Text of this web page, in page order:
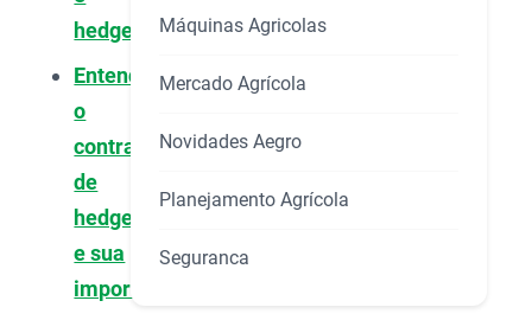
hedge?
Entendendo
o
contrato
de
hedge
e sua
importância
Máquinas Agricolas
Mercado Agrícola
Novidades Aegro
Planejamento Agrícola
Seguranca